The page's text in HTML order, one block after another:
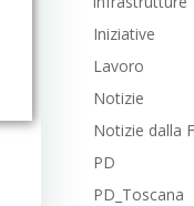
Iniziative
Lavoro
Notizie
Notizie dalla
PD
PD_Toscana